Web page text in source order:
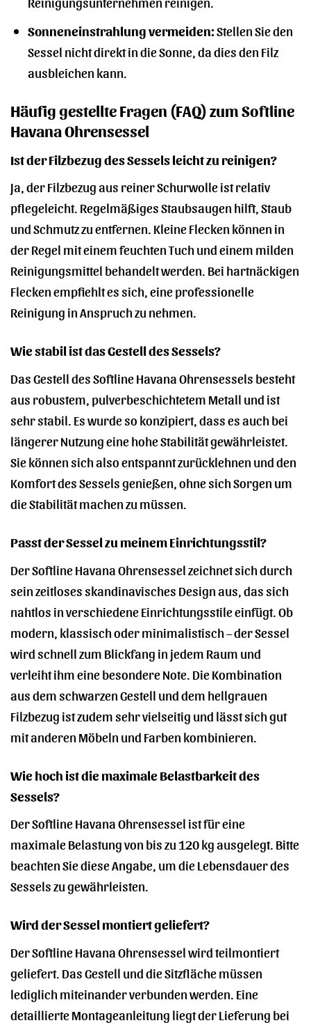
Sonneneinstrahlung vermeiden:Stellen Sie den
Sessel nicht direkt in die Sonne, da dies den Filz
ausbleichen kann.
Häufig gestellte Fragen (FAQ) zum Softline
Havana Ohrensessel
Ist der Filzbezug des Sessels leicht zu reinigen?
Ja, der Filzbezug aus reiner Schurwolle ist relativ
pflegeleicht. Regelmäßiges Staubsaugen hilft, Staub
und Schmutz zu entfernen. Kleine Flecken können in
der Regel mit einem feuchten Tuch und einem milden
Reinigungsmittel behandelt werden. Bei hartnäckigen
Flecken empfiehlt es sich, eine professionelle
Reinigung in Anspruch zu nehmen.
Wie stabil ist das Gestell des Sessels?
Das Gestell des Softline Havana Ohrensessels besteht
aus robustem, pulverbeschichtetem Metall und ist
sehr stabil. Es wurde so konzipiert, dass es auch bei
längerer Nutzung eine hohe Stabilität gewährleistet.
Sie können sich also entspannt zurücklehnen und den
Komfort des Sessels genießen, ohne sich Sorgen um
die Stabilität machen zu müssen.
Passt der Sessel zu meinem Einrichtungsstil?
Der Softline Havana Ohrensessel zeichnet sich durch
sein zeitloses skandinavisches Design aus, das sich
nahtlos in verschiedene Einrichtungsstile einfügt. Ob
modern, klassisch oder minimalistisch – der Sessel
wird schnell zum Blickfang in jedem Raum und
verleiht ihm eine besondere Note. Die Kombination
aus dem schwarzen Gestell und dem hellgrauen
Filzbezug ist zudem sehr vielseitig und lässt sich gut
mit anderen Möbeln und Farben kombinieren.
Wie hoch ist die maximale Belastbarkeit des
Sessels?
Der Softline Havana Ohrensessel ist für eine
maximale Belastung von bis zu 120 kg ausgelegt. Bitte
beachten Sie diese Angabe, um die Lebensdauer des
Sessels zu gewährleisten.
Wird der Sessel montiert geliefert?
Der Softline Havana Ohrensessel wird teilmontiert
geliefert. Das Gestell und die Sitzfläche müssen
lediglich miteinander verbunden werden. Eine
detaillierte Montageanleitung liegt der Lieferung bei